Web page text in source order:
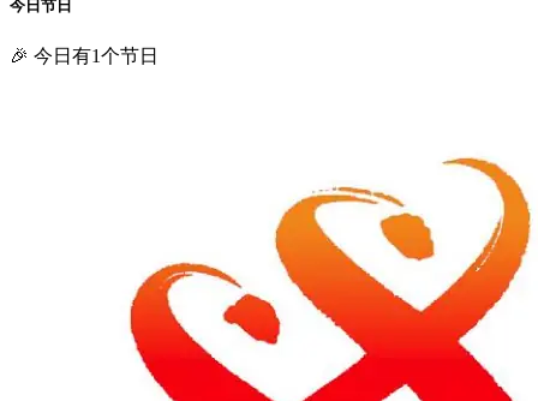
今日节日
🎉 今日有1个节日